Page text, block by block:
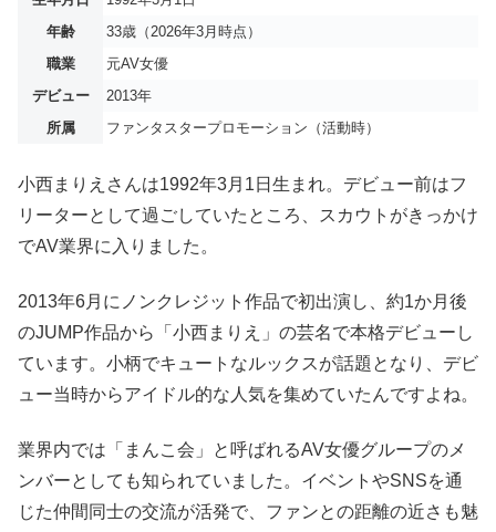
年齢
33歳（2026年3月時点）
職業
元AV女優
デビュー
2013年
所属
ファンタスタープロモーション（活動時）
小西まりえさんは1992年3月1日生まれ。デビュー前はフ
リーターとして過ごしていたところ、スカウトがきっかけ
でAV業界に入りました。
2013年6月にノンクレジット作品で初出演し、約1か月後
のJUMP作品から「小西まりえ」の芸名で本格デビューし
ています。小柄でキュートなルックスが話題となり、デビ
ュー当時からアイドル的な人気を集めていたんですよね。
業界内では「まんこ会」と呼ばれるAV女優グループのメ
ンバーとしても知られていました。イベントやSNSを通
じた仲間同士の交流が活発で、ファンとの距離の近さも魅